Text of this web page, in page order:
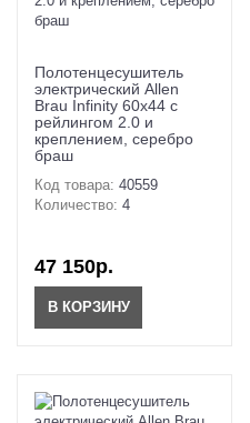
Полотенцесушитель
электрический Allen
Brau Infinity 60x44 с
рейлингом 2.0 и
креплением, серебро
браш
Код товара: 40559
Количество: 4
47 150р.
В КОРЗИНУ